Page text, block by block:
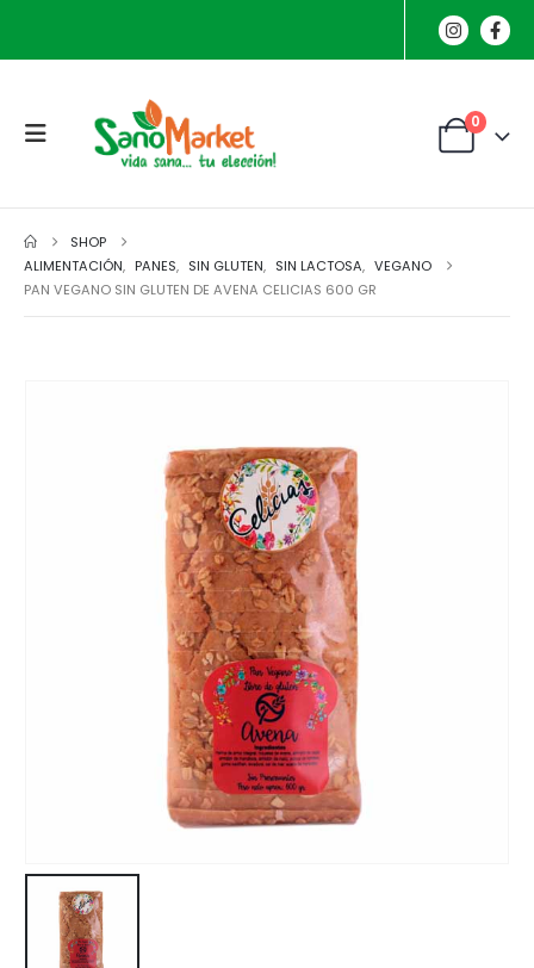
0
SHOP
ALIMENTACIÓN, PANES, SIN GLUTEN, SIN LACTOSA, VEGANO
PAN VEGANO SIN GLUTEN DE AVENA CELICIAS 600 GR